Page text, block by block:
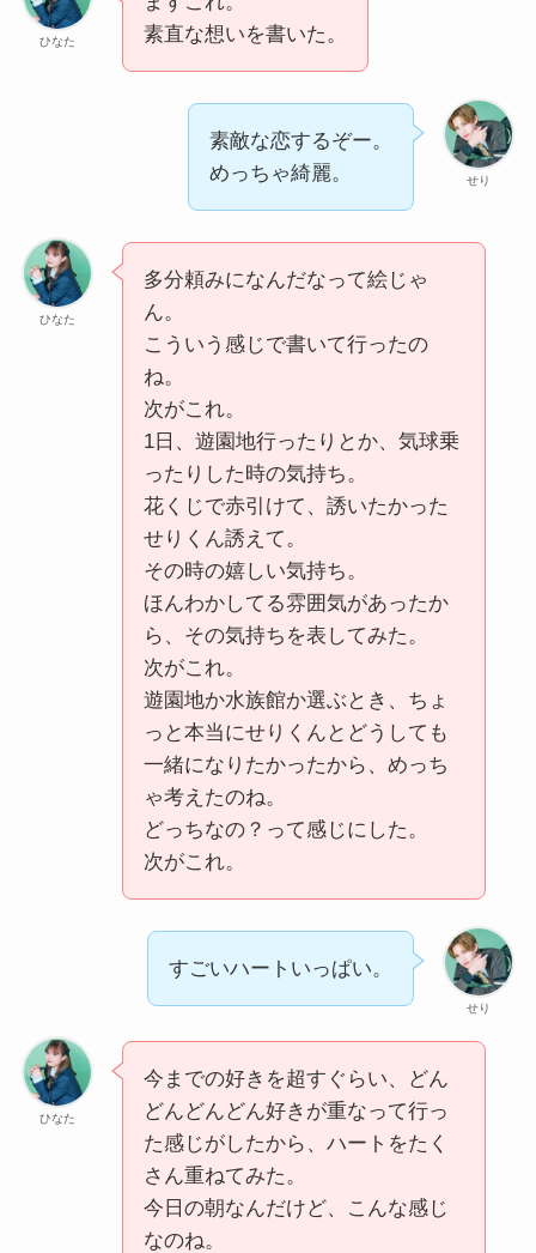
ひなた
素直な想いを書いた。
せり
素敵な恋するぞー。
めっちゃ綺麗。
ひなた
多分頼みになんだなって絵じゃ
ん。
こういう感じで書いて行ったの
ね。
次がこれ。
1日、遊園地行ったりとか、気球乗
ったりした時の気持ち。
花くじで赤引けて、誘いたかった
せりくん誘えて。
その時の嬉しい気持ち。
ほんわかしてる雰囲気があったか
ら、その気持ちを表してみた。
次がこれ。
遊園地か水族館か選ぶとき、ちょ
っと本当にせりくんとどうしても
一緒になりたかったから、めっち
ゃ考えたのね。
どっちなの？って感じにした。
次がこれ。
せり
すごいハートいっぱい。
ひなた
今までの好きを超すぐらい、どん
どんどんどん好きが重なって行っ
た感じがしたから、ハートをたく
さん重ねてみた。
今日の朝なんだけど、こんな感じ
なのね。